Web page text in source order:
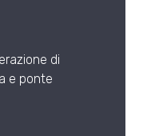
di
e ponte